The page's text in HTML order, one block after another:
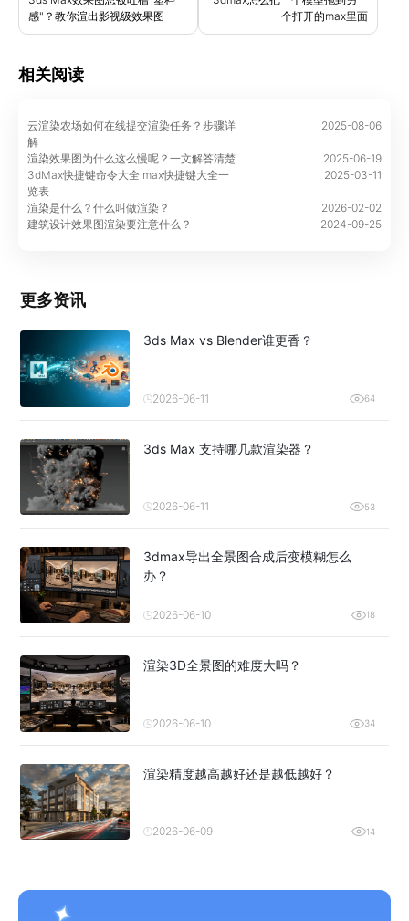
感"？教你渲出影视级效果图
个打开的max里面
相关阅读
云渲染农场如何在线提交渲染任务？步骤详
解
2025-08-06
渲染效果图为什么这么慢呢？一文解答清楚
2025-06-19
3dMax快捷键命令大全 max快捷键大全一
览表
2025-03-11
渲染是什么？什么叫做渲染？
2026-02-02
建筑设计效果图渲染要注意什么？
2024-09-25
更多资讯
3ds Max vs Blender谁更香？
2026-06-11 64
3ds Max 支持哪几款渲染器？
2026-06-11 53
3dmax导出全景图合成后变模糊怎么
办？
2026-06-10 18
渲染3D全景图的难度大吗？
2026-06-10 34
渲染精度越高越好还是越低越好？
2026-06-09 14